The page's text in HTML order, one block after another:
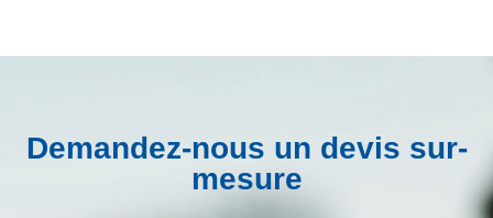
Demandez-nous un devis sur-
mesure